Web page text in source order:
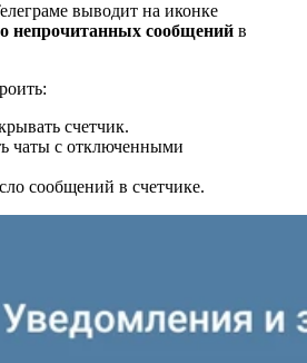
выводит на иконке
непрочитанных сообщений в
счетчик.
чаты с отключенными
сообщений в счетчике.